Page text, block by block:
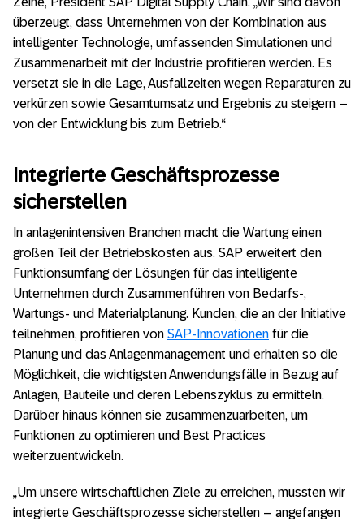
überzeugt, dass Unternehmen von der Kombination aus
intelligenter Technologie, umfassenden Simulationen und
Zusammenarbeit mit der Industrie profitieren werden. Es
versetzt sie in die Lage, Ausfallzeiten wegen Reparaturen zu
verkürzen sowie Gesamtumsatz und Ergebnis zu steigern –
von der Entwicklung bis zum Betrieb.“
Integrierte Geschäftsprozesse
sicherstellen
In anlagenintensiven Branchen macht die Wartung einen
großen Teil der Betriebskosten aus. SAP erweitert den
Funktionsumfang der Lösungen für das intelligente
Unternehmen durch Zusammenführen von Bedarfs-,
Wartungs- und Materialplanung. Kunden, die an der Initiative
teilnehmen, profitieren von SAP-Innovationen für die
Planung und das Anlagenmanagement und erhalten so die
Möglichkeit, die wichtigsten Anwendungsfälle in Bezug auf
Anlagen, Bauteile und deren Lebenszyklus zu ermitteln.
Darüber hinaus können sie zusammenzuarbeiten, um
Funktionen zu optimieren und Best Practices
weiterzuentwickeln.
„Um unsere wirtschaftlichen Ziele zu erreichen, mussten wir
integrierte Geschäftsprozesse sicherstellen – angefangen